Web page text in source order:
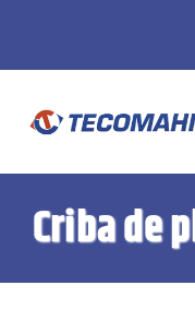
contenido
Criba de